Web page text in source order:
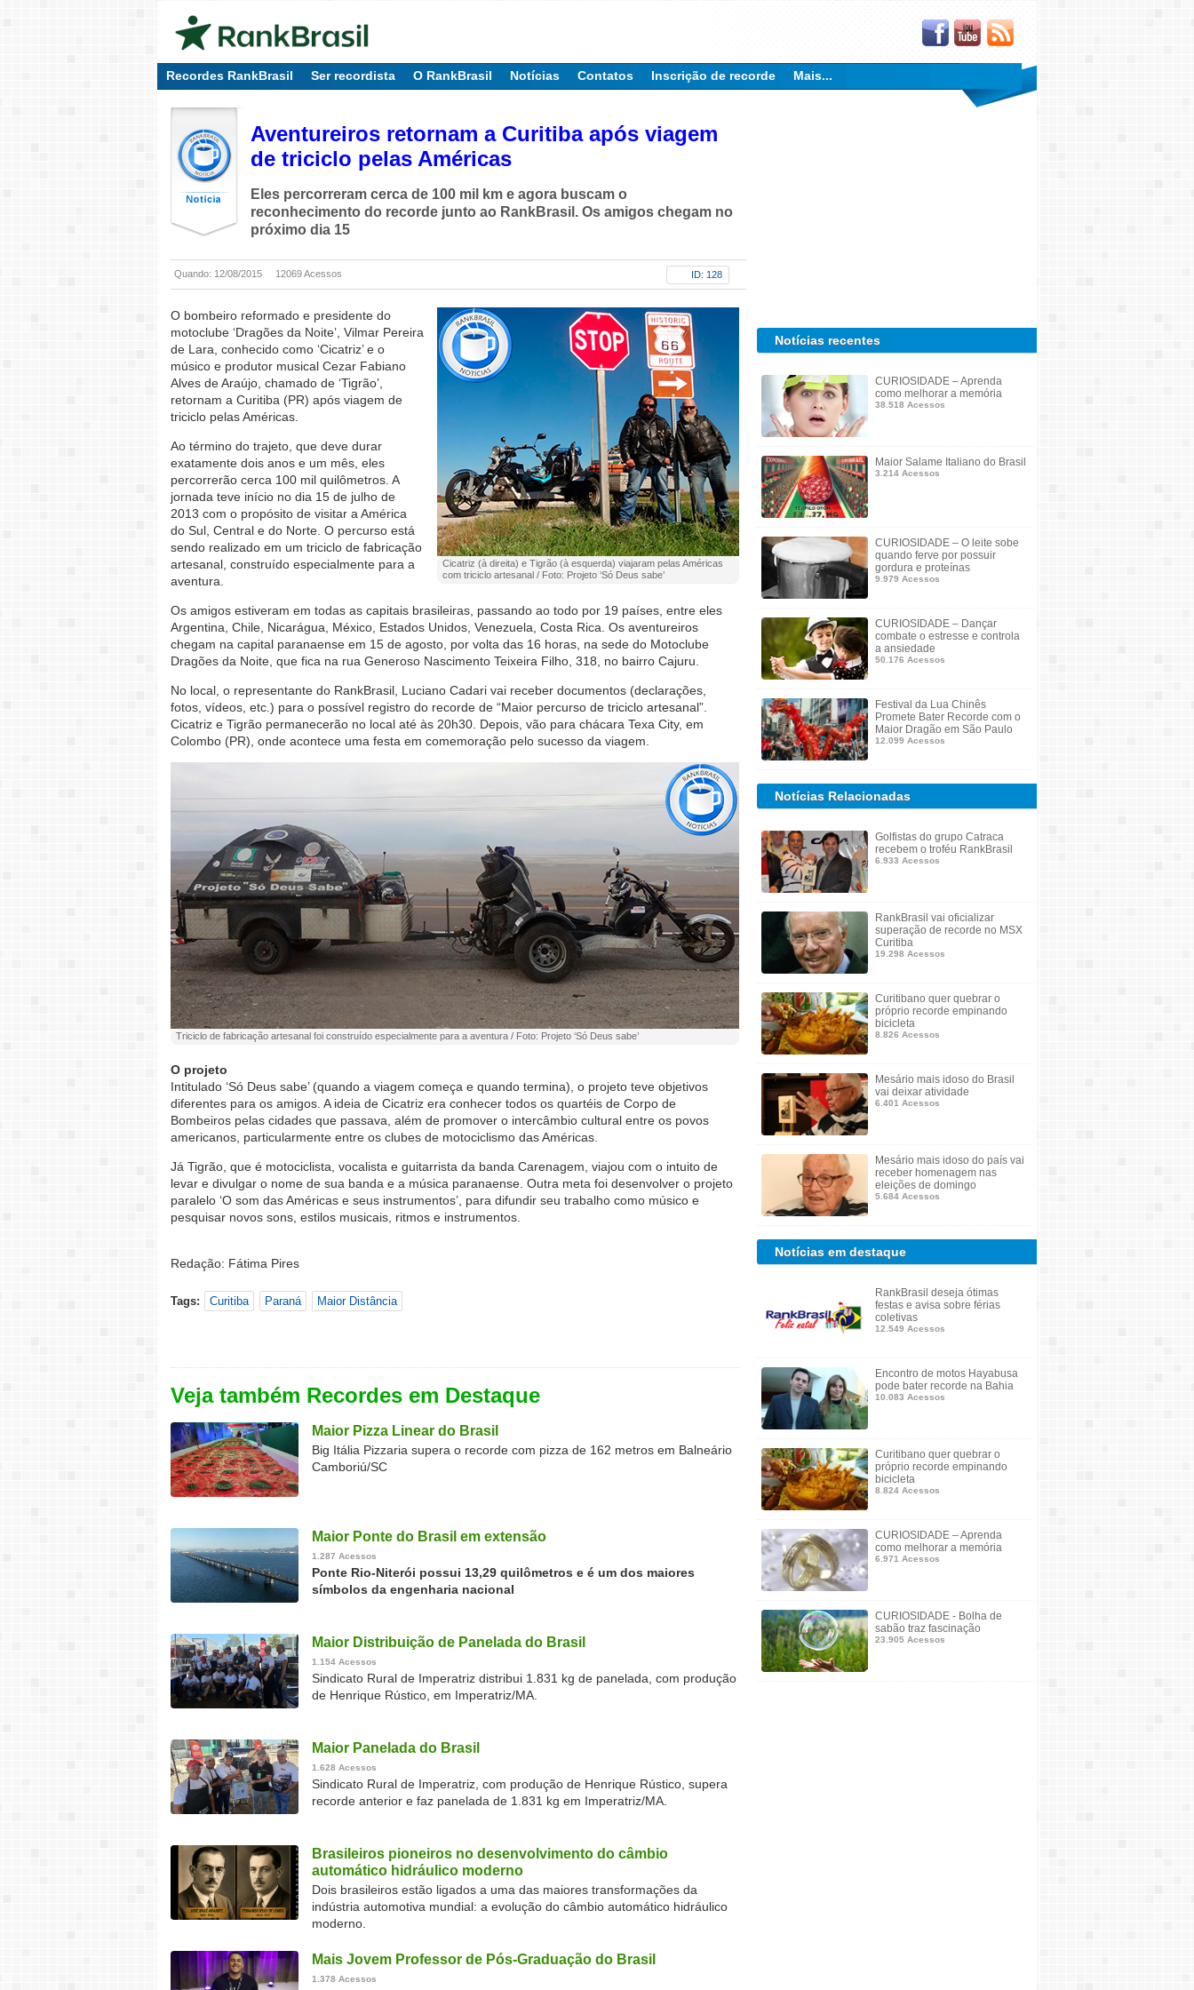
Recordes RankBrasil Ser recordista O RankBrasil Notícias Contatos Inscrição de recorde Mais...
Aventureiros retornam a Curitiba após viagem
de triciclo pelas Américas
Eles percorreram cerca de 100 mil km e agora buscam o
reconhecimento do recorde junto ao RankBrasil. Os amigos chegam no
próximo dia 15
Quando: 12/08/2015 12069 Acessos ID: 128
Cicatriz (à direita) e Tigrão (à esquerda) viajaram pelas Américas
com triciclo artesanal / Foto: Projeto ‘Só Deus sabe’
O bombeiro reformado e presidente do
motoclube ‘Dragões da Noite’, Vilmar Pereira
de Lara, conhecido como ‘Cicatriz’ e o
músico e produtor musical Cezar Fabiano
Alves de Araújo, chamado de ‘Tigrão’,
retornam a Curitiba (PR) após viagem de
triciclo pelas Américas.
Ao término do trajeto, que deve durar
exatamente dois anos e um mês, eles
percorrerão cerca 100 mil quilômetros. A
jornada teve início no dia 15 de julho de
2013 com o propósito de visitar a América
do Sul, Central e do Norte. O percurso está
sendo realizado em um triciclo de fabricação
artesanal, construído especialmente para a
aventura.
Os amigos estiveram em todas as capitais brasileiras, passando ao todo por 19 países, entre eles
Argentina, Chile, Nicarágua, México, Estados Unidos, Venezuela, Costa Rica. Os aventureiros
chegam na capital paranaense em 15 de agosto, por volta das 16 horas, na sede do Motoclube
Dragões da Noite, que fica na rua Generoso Nascimento Teixeira Filho, 318, no bairro Cajuru.
No local, o representante do RankBrasil, Luciano Cadari vai receber documentos (declarações,
fotos, vídeos, etc.) para o possível registro do recorde de “Maior percurso de triciclo artesanal”.
Cicatriz e Tigrão permanecerão no local até às 20h30. Depois, vão para chácara Texa City, em
Colombo (PR), onde acontece uma festa em comemoração pelo sucesso da viagem.
Triciclo de fabricação artesanal foi construído especialmente para a aventura / Foto: Projeto ‘Só Deus sabe’
O projeto
Intitulado ‘Só Deus sabe’ (quando a viagem começa e quando termina), o projeto teve objetivos
diferentes para os amigos. A ideia de Cicatriz era conhecer todos os quartéis de Corpo de
Bombeiros pelas cidades que passava, além de promover o intercâmbio cultural entre os povos
americanos, particularmente entre os clubes de motociclismo das Américas.
Já Tigrão, que é motociclista, vocalista e guitarrista da banda Carenagem, viajou com o intuito de
levar e divulgar o nome de sua banda e a música paranaense. Outra meta foi desenvolver o projeto
paralelo ‘O som das Américas e seus instrumentos’, para difundir seu trabalho como músico e
pesquisar novos sons, estilos musicais, ritmos e instrumentos.
Redação: Fátima Pires
Tags: Curitiba Paraná Maior Distância
Veja também Recordes em Destaque
Maior Pizza Linear do Brasil
Big Itália Pizzaria supera o recorde com pizza de 162 metros em Balneário
Camboriú/SC
Maior Ponte do Brasil em extensão
1.287 Acessos
Ponte Rio-Niterói possui 13,29 quilômetros e é um dos maiores
símbolos da engenharia nacional
Maior Distribuição de Panelada do Brasil
1.154 Acessos
Sindicato Rural de Imperatriz distribui 1.831 kg de panelada, com produção
de Henrique Rústico, em Imperatriz/MA.
Maior Panelada do Brasil
1.628 Acessos
Sindicato Rural de Imperatriz, com produção de Henrique Rústico, supera
recorde anterior e faz panelada de 1.831 kg em Imperatriz/MA.
Brasileiros pioneiros no desenvolvimento do câmbio
automático hidráulico moderno
Dois brasileiros estão ligados a uma das maiores transformações da
indústria automotiva mundial: a evolução do câmbio automático hidráulico
moderno.
Mais Jovem Professor de Pós-Graduação do Brasil
1.378 Acessos
Notícias recentes
CURIOSIDADE – Aprenda
como melhorar a memória
38.518 Acessos
Maior Salame Italiano do Brasil
3.214 Acessos
CURIOSIDADE – O leite sobe
quando ferve por possuir
gordura e proteínas
9.979 Acessos
CURIOSIDADE – Dançar
combate o estresse e controla
a ansiedade
50.176 Acessos
Festival da Lua Chinês
Promete Bater Recorde com o
Maior Dragão em São Paulo
12.099 Acessos
Notícias Relacionadas
Golfistas do grupo Catraca
recebem o troféu RankBrasil
6.933 Acessos
RankBrasil vai oficializar
superação de recorde no MSX
Curitiba
19.298 Acessos
Curitibano quer quebrar o
próprio recorde empinando
bicicleta
8.826 Acessos
Mesário mais idoso do Brasil
vai deixar atividade
6.401 Acessos
Mesário mais idoso do país vai
receber homenagem nas
eleições de domingo
5.684 Acessos
Notícias em destaque
RankBrasil deseja ótimas
festas e avisa sobre férias
coletivas
12.549 Acessos
Encontro de motos Hayabusa
pode bater recorde na Bahia
10.083 Acessos
Curitibano quer quebrar o
próprio recorde empinando
bicicleta
8.824 Acessos
CURIOSIDADE – Aprenda
como melhorar a memória
6.971 Acessos
CURIOSIDADE - Bolha de
sabão traz fascinação
23.905 Acessos